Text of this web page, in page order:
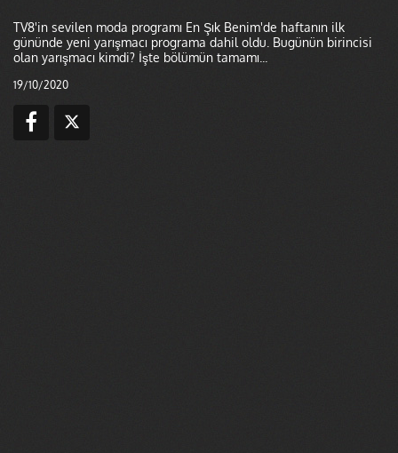
TV8'in sevilen moda programı En Şık Benim'de haftanın ilk
gününde yeni yarışmacı programa dahil oldu. Bugünün birincisi
olan yarışmacı kimdi? İşte bölümün tamamı...
19/10/2020